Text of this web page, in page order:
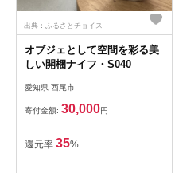
出典：ふるさとチョイス
オブジェとして空間を彩る美
しい開梱ナイフ・S040
愛知県 西尾市
寄付金額: 30,000円
還元率 35%